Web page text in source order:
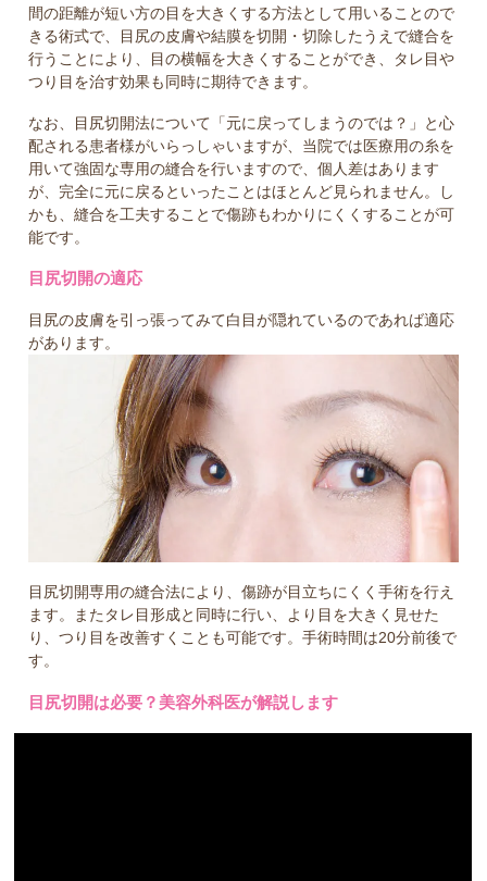
間の距離が短い方の目を大きくする方法として用いることので
きる術式で、目尻の皮膚や結膜を切開・切除したうえで縫合を
行うことにより、目の横幅を大きくすることができ、タレ目や
つり目を治す効果も同時に期待できます。
なお、目尻切開法について「元に戻ってしまうのでは？」と心
配される患者様がいらっしゃいますが、当院では医療用の糸を
用いて強固な専用の縫合を行いますので、個人差はあります
が、完全に元に戻るといったことはほとんど見られません。し
かも、縫合を工夫することで傷跡もわかりにくくすることが可
能です。
目尻切開の適応
目尻の皮膚を引っ張ってみて白目が隠れているのであれば適応
があります。
目尻切開専用の縫合法により、傷跡が目立ちにくく手術を行え
ます。またタレ目形成と同時に行い、より目を大きく見せた
り、つり目を改善すくことも可能です。手術時間は20分前後で
す。
目尻切開は必要？美容外科医が解説します